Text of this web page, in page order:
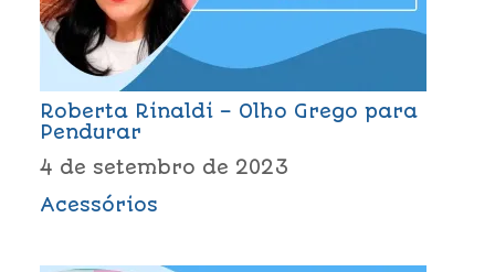
Roberta Rinaldi – Olho Grego para
Pendurar
4 de setembro de 2023
Acessórios